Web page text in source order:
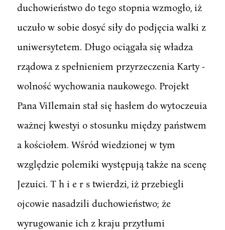
duchowieństwo do tego stopnia wzmogło, iż
uczuło w sobie dosyć siły do podjęcia walki z
uniwersytetem. Długo ociągała się władza
rządowa z spełnieniem przyrzeczenia Karty -
wolność wychowania naukowego. Projekt
Pana ViIlemain stał się hasłem do wytoczeuia
ważnej kwestyi o stosunku między państwem
a kościołem. Wśród wiedzionej w tym
względzie polemiki występują także na scenę
Jezuici. T h i e r s twierdzi, iż przebiegli
ojcowie nasadzili duchowieństwo; że
wyrugowanie ich z kraju przytłumi